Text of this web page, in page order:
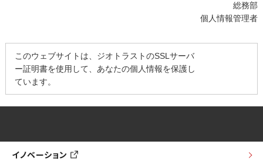
総務部
個人情報管理者
このウェブサイトは、ジオトラストのSSLサーバ
ー証明書を使用して、あなたの個人情報を保護し
ています。
イノベーション